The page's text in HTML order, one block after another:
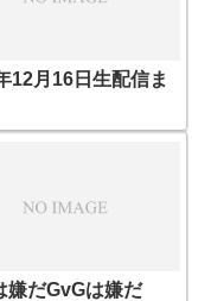
12月16日生配信ま
嫌だGvGは嫌だ